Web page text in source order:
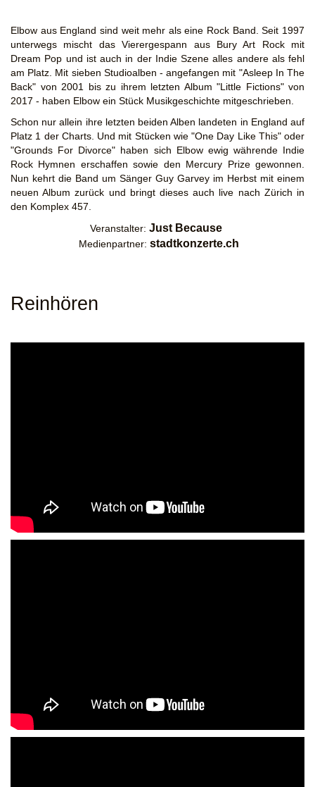
Elbow aus England sind weit mehr als eine Rock Band. Seit 1997
unterwegs mischt das Vierergespann aus Bury Art Rock mit
Dream Pop und ist auch in der Indie Szene alles andere als fehl
am Platz. Mit sieben Studioalben - angefangen mit "Asleep In The
Back" von 2001 bis zu ihrem letzten Album "Little Fictions" von
2017 - haben Elbow ein Stück Musikgeschichte mitgeschrieben.
Schon nur allein ihre letzten beiden Alben landeten in England auf
Platz 1 der Charts. Und mit Stücken wie "One Day Like This" oder
"Grounds For Divorce" haben sich Elbow ewig währende Indie
Rock Hymnen erschaffen sowie den Mercury Prize gewonnen.
Nun kehrt die Band um Sänger Guy Garvey im Herbst mit einem
neuen Album zurück und bringt dieses auch live nach Zürich in
den Komplex 457.
Veranstalter: Just Because
Medienpartner: stadtkonzerte.ch
Reinhören